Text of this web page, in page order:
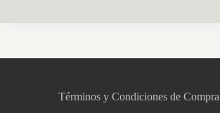
Términos y Condiciones de Compra
Asistente virtual · En línea